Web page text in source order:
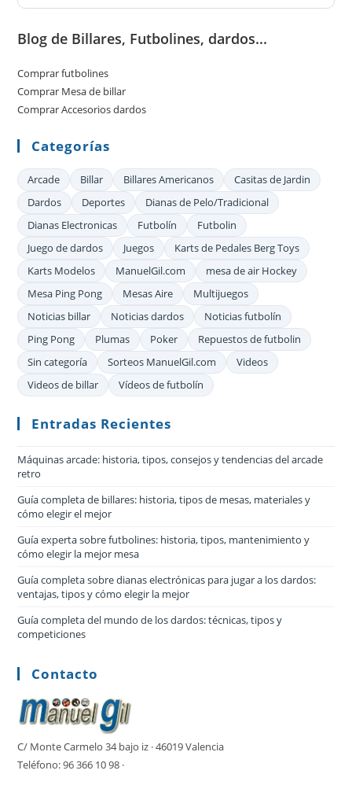
Blog de Billares, Futbolines, dardos...
Comprar futbolines
Comprar Mesa de billar
Comprar Accesorios dardos
Categorías
Arcade Billar Billares Americanos
Casitas de Jardin
Dardos
Deportes
Dianas de Pelo/Tradicional
Dianas Electronicas
Futbolín
Futbolin
Juego de dardos
Juegos
Karts de Pedales Berg Toys
Karts Modelos
ManuelGil.com
mesa de air Hockey
Mesa Ping Pong
Mesas Aire
Multijuegos
Noticias billar
Noticias dardos
Noticias futbolín
Ping Pong
Plumas Poker
Repuestos de futbolin
Sin categoría
Sorteos ManuelGil.com
Videos
Videos de billar
Vídeos de futbolín
Entradas Recientes
Máquinas arcade: historia, tipos, consejos y tendencias del arcade
retro
Guía completa de billares: historia, tipos de mesas, materiales y
cómo elegir el mejor
Guía experta sobre futbolines: historia, tipos, mantenimiento y
cómo elegir la mejor mesa
Guía completa sobre dianas electrónicas para jugar a los dardos:
ventajas, tipos y cómo elegir la mejor
Guía completa del mundo de los dardos: técnicas, tipos y
competiciones
Contacto
C/ Monte Carmelo 34 bajo iz · 46019 Valencia
Teléfono: 96 366 10 98 ·